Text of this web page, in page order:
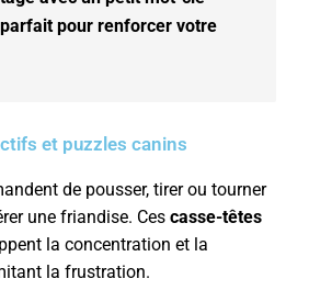
pour renforcer votre
et puzzles canins
de pousser, tirer ou tourner
une friandise. Ces casse-têtes
la concentration et la
la frustration.